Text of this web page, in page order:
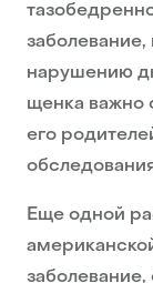
нарушению
щенка важно
его
Еще одной